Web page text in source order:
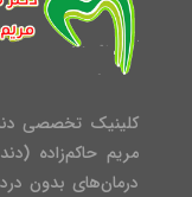
کلینیک تخصصی
مریم حاکم‌زاده
درمان‌های بدون درد